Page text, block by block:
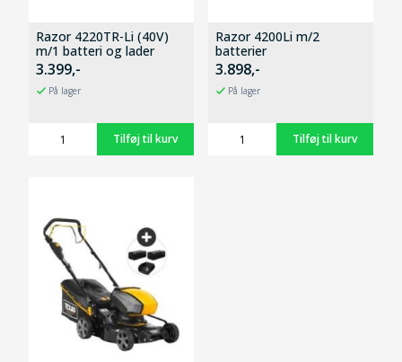
Razor 4220TR-Li (40V)
m/1 batteri og lader
3.399,-
På lager
Razor 4200Li m/2
batterier
3.898,-
På lager